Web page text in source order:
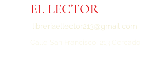
EL LECTOR
libreriaellector213@gmail.com